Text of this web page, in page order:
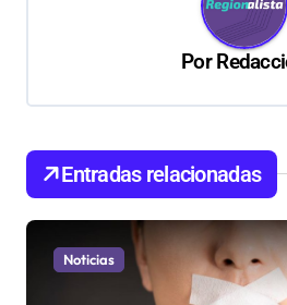
d
e
e
Por
Entradas relacionadas
Noticias